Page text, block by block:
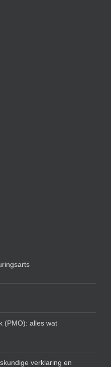
(PMO): alles wat
verklaring en